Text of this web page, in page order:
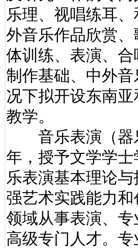
乐理、视唱练耳
外音乐作品欣赏
体训练、表演、
制作基础、中外
况下拟开设东南
教学。
音乐表演（器
年，授予文学学
乐表演基本理论
强艺术实践能力
领域从事表演、
高级专门人才。